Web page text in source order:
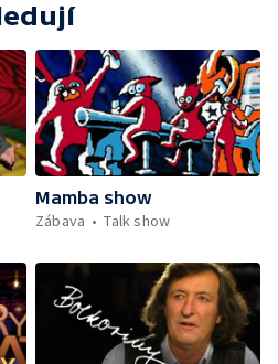
Mamba show
Zábava
Talk show